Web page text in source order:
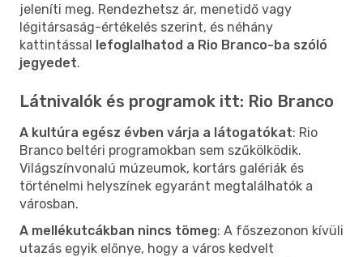
jeleníti meg. Rendezhetsz ár, menetidő vagy
légitársaság-értékelés szerint, és néhány
kattintással lefoglalhatod a Rio Branco-ba szóló
jegyedet.
Látnivalók és programok itt: Rio Branco
A kultúra egész évben várja a látogatókat: Rio
Branco beltéri programokban sem szűkölködik.
Világszínvonalú múzeumok, kortárs galériák és
történelmi helyszínek egyaránt megtalálhatók a
városban.
A mellékutcákban nincs tömeg: A főszezonon kívüli
utazás egyik előnye, hogy a város kedvelt